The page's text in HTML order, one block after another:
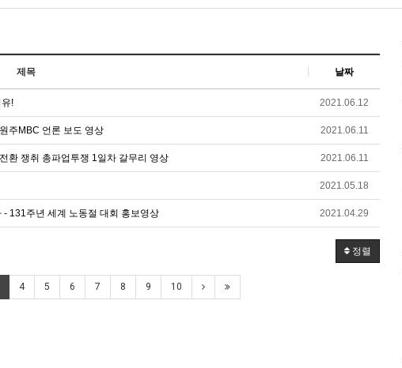
제목 날짜
! 2021.06.12
주MBC 언론 보도 영상 2021.06.11
환 쟁취 총파업투쟁 1일차 갈무리 영상 2021.06.11
2021.05.18
131주년 세계 노동절 대회 홍보영상 2021.04.29
정렬
4 5 6 7 8 9 10